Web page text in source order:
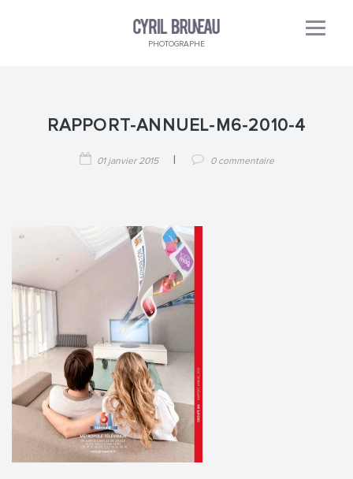
PHOTOGRAPHE
RAPPORT-ANNUEL-M6-2010-4
01 janvier 2015 0 commentaire